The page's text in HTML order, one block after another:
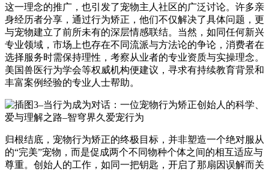
这一理念的推广，也引发了宠物主人社区的广泛讨论。许多亲
身经历者分享，通过行为矫正，他们不仅解决了具体问题，更
与宠物建立了前所未有的深层情感联结。当然，如同任何新兴
专业领域，市场上也存在不同流派与方法论的争论，消费者在
选择服务时需保持理性，考察从业者的专业资质与实操理念。
美国兽医行为学会等权威机构便建议，寻求有持续教育背景和
丰富案例经验的专业人士帮助。
归根结底，宠物行为矫正的终极目标，并非塑造一个绝对服从
的“完美”宠物，而是促成两个不同物种个体之间的相互适应与
尊重。创始人的工作，如同一把钥匙，开启了那扇因误解而关